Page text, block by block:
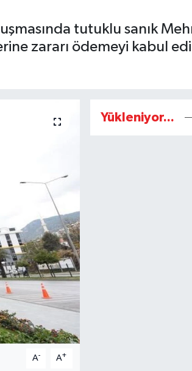
tutuklu sanık
zararı ödemeyi kabul
A- A+
Yükleniyor...